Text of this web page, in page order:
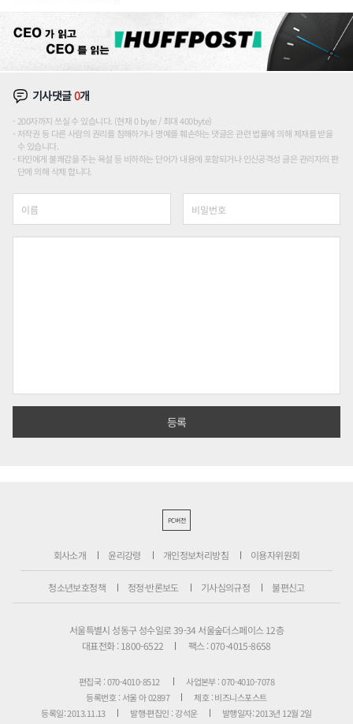
기사댓글0개
200자까지 쓰실 수 있습니다. (현재 0 byte / 최대 400byte)
저작권 등 다른 사람의 권리를 침해하거나 명예를 훼손하는 댓글은 관련 법률에 의해 제재를 받을
수 있습니다.
타인에게 불쾌감을 주는 욕설 등 비하하는 단어가 내용에 포함되거나 인신공격성 글은 관리자의 판
단에 의해 삭제 합니다.
PC버전
회사소개 윤리강령 개인정보처리방침 이용자위원회
청소년보호정책 정정·반론보도 기사심의규정 불편신고
서울특별시 성동구 성수일로 39-34 서울숲더스페이스 12층
대표전화 : 1800-6522
팩스 : 070-4015-8658
편집국 : 070-4010-8512
사업본부 : 070-4010-7078
등록번호 : 서울 아 02897
제호 : 비즈니스포스트
등록일: 2013.11.13
발행·편집인 : 강석운
발행일자: 2013년 12월 2일